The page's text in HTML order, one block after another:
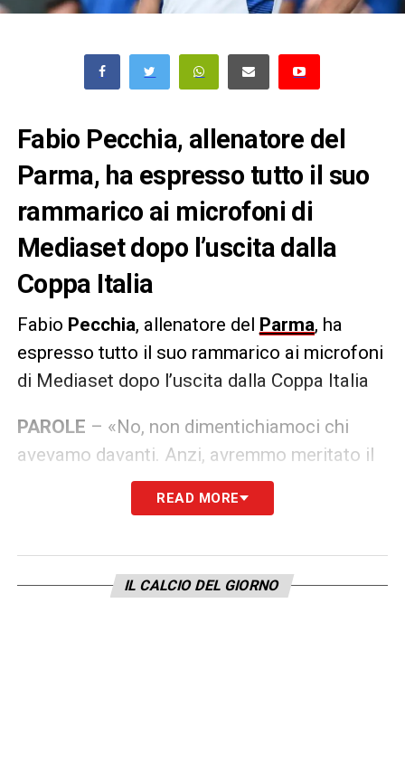
Fabio Pecchia, allenatore del
Parma, ha espresso tutto il suo
rammarico ai microfoni di
Mediaset dopo l’uscita dalla
Coppa Italia
Fabio Pecchia, allenatore del Parma, ha
espresso tutto il suo rammarico ai microfoni
di Mediaset dopo l’uscita dalla Coppa Italia
PAROLE – «No, non dimentichiamoci chi
avevamo davanti. Anzi, avremmo meritato il
terzo gol. Era normale aspettarsi il ritorno dei
viola. C’è rabbia vera, mi dispiace per i
READ MORE
IL CALCIO DEL GIORNO